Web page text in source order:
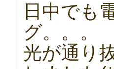
日中でも
グ。。。
光が通り